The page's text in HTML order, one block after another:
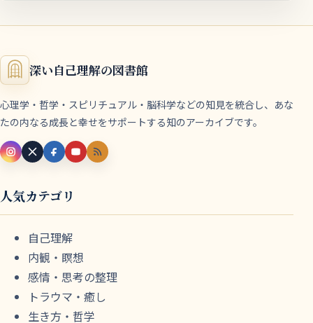
深い自己理解の図書館
心理学・哲学・スピリチュアル・脳科学などの知見を統合し、あな
たの内なる成長と幸せをサポートする知のアーカイブです。
人気カテゴリ
自己理解
内観・瞑想
感情・思考の整理
トラウマ・癒し
生き方・哲学